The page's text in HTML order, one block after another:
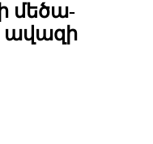
մեծա-
ավազի